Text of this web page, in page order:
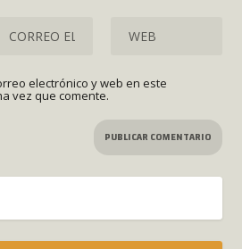
electrónico y web en este
vez que comente.